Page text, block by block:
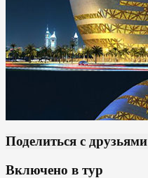
Поделиться с друзьями
Включено в тур